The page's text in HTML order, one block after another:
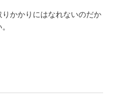
かかりにはなれないのだか